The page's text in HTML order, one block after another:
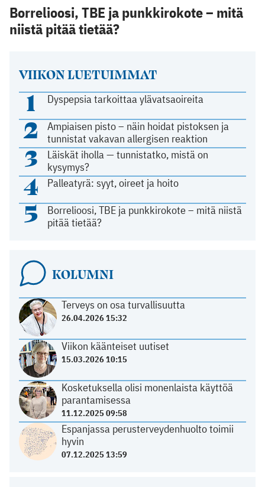
VIIKON LUETUIMMAT
1 Dyspepsia tarkoittaa ylävatsaoireita
2
Ampiaisen pisto – näin hoidat pistoksen ja
tunnistat vakavan allergisen reaktion
3
Läiskät iholla — tunnistatko, mistä on
kysymys?
4 Palleatyrä: syyt, oireet ja hoito
5
Borrelioosi, TBE ja punkkirokote – mitä niistä
pitää tietää?
KOLUMNI
Terveys on osa turvallisuutta
26.04.2026 15:32
Viikon käänteiset uutiset
15.03.2026 10:15
Kosketuksella olisi monenlaista käyttöä
parantamisessa
11.12.2025 09:58
Espanjassa perusterveydenhuolto toimii
hyvin
07.12.2025 13:59
Borrelioosi, TBE ja punkkirokote – mitä
niistä pitää tietää?